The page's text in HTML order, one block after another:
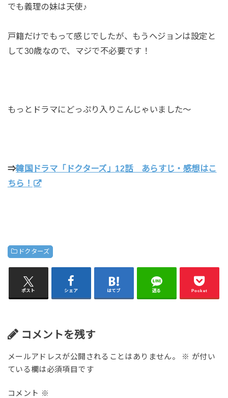
でも義理の妹は天使♪
戸籍だけでもって感じでしたが、もうヘジョンは設定と
して30歳なので、マジで不必要です！
もっとドラマにどっぷり入りこんじゃいました～
⇒韓国ドラマ「ドクターズ」12話 あらすじ・感想はこ
ちら！
ドクターズ
ポスト シェア はてブ 送る Pocket
コメントを残す
メールアドレスが公開されることはありません。 ※ が付い
ている欄は必須項目です
コメント ※